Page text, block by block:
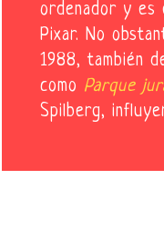
ordenador y es
Pixar. No
1988, también
como Parque
Spilberg,